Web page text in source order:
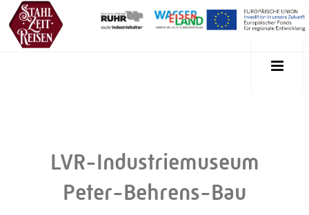
LVR-Industriemuseum
Peter-Behrens-Bau